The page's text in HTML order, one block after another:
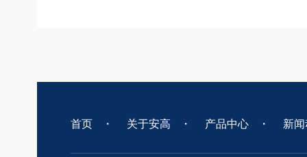
首页 ・ 关于安高 ・ 产品中心 ・ 新